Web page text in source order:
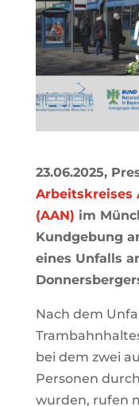
23.06.2025,
Arbeitskreises
(AAN) im
Kundgebung
eines Unfalls
Nach dem
bei dem zwei
Personen
wurden, rufen